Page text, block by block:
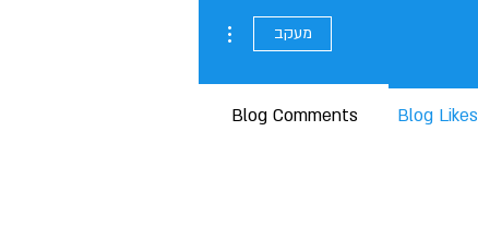
מעקב
Blog Likes
Blog Comments